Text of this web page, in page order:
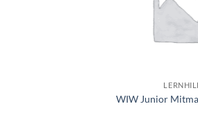
WIW Junior